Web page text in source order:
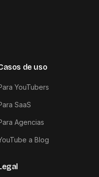
de uso
YouTubers
SaaS
Agencias
a Blog